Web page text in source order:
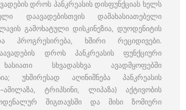
დროს პანკრეასის დისფუნქციას ხელს
დაავადებისთვის დამახასიათებელი
გამოხატული დისკინეზია, დუოდენიტის
პროგრესირება, ხშირი რეციდივები.
დროს პანკრეასის ფუნქციური
სხვადასხვა ავადმყოფებში
უხშირესად აღინიშნება პანკრეასის
ტრიპსინი, ლიპაზა) აქტივობის
შიგთავსში და მისი ზომიერი